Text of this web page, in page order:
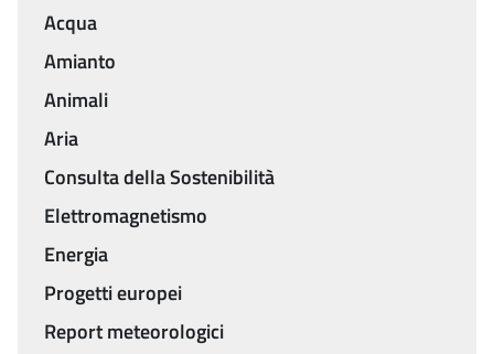
Acqua
Amianto
Animali
Aria
Consulta della Sostenibilità
Elettromagnetismo
Energia
Progetti europei
Report meteorologici